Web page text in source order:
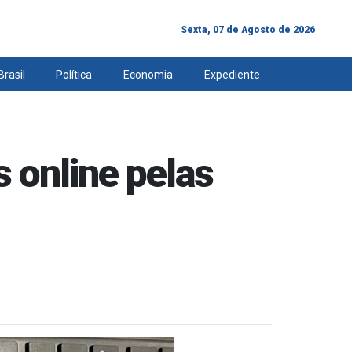
Sexta, 07 de Agosto de 2026
Política Economia Expediente
online pelas